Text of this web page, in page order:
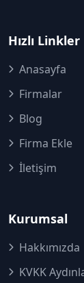
Hızlı Linkler
Anasayfa
Firmalar
Blog
Firma Ekle
İletişim
Kurumsal
Hakkımızda
KVKK